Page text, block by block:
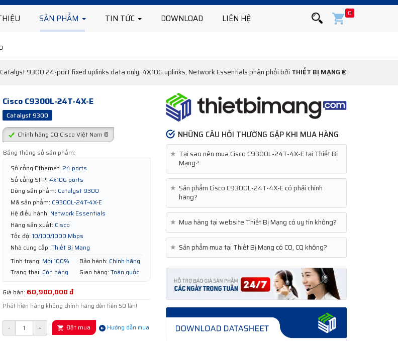
SẢN PHẨM TIN TỨC DOWNLOAD LIÊN HỆ 0
9300 24-port fixed uplinks data only, 4X10G uplinks, Network Essentials phân phối bởi THIẾT BỊ MẠNG ®
Cisco C9300L-24T-4X-E
Catalyst 9300
Chính hãng CQ Cisco Việt Nam ®
Bảng thông số sản phẩm:
Số cổng Ethernet: 24 ports
Số cổng SFP: 4x10G ports
Dòng sản phẩm: Catalyst 9300
Mã sản phẩm: C9300L-24T-4X-E
Hệ điều hành: Network Essentials
Hãng sản xuất: Cisco
Tốc độ: 10/100/1000 Mbps
Nhà cung cấp: Thiết Bị Mạng
Tình trạng: Mới 100% Bảo hành: Chính hãng
Trạng thái: Còn hàng Giao hàng: Toàn quốc
Giá bán: 60,900,000 đ
Phát hiện hàng không chính hãng đền tiền 50 lần!
- + Đặt mua Hướng dẫn mua
NHỮNG CÂU HỎI THƯỜNG GẶP KHI MUA HÀNG
★ Tại sao nên mua Cisco C9300L-24T-4X-E tại Thiết Bị
Mạng?
★ Sản phẩm Cisco C9300L-24T-4X-E có phải chính
hãng?
★ Mua hàng tại website Thiết Bị Mạng có uy tín không?
★ Sản phẩm mua tại Thiết Bị Mạng có CO, CQ không?